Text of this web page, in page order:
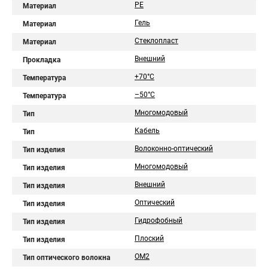
Материал PE
Материал Гель
Материал Стеклопласт
Прокладка Внешний
Температура +70°C
Температура –50°C
Тип Многомодовый
Тип Кабель
Тип изделия Волоконно-оптический
Тип изделия Многомодовый
Тип изделия Внешний
Тип изделия Оптический
Тип изделия Гидрофобный
Тип изделия Плоский
Тип оптического волокна OM2